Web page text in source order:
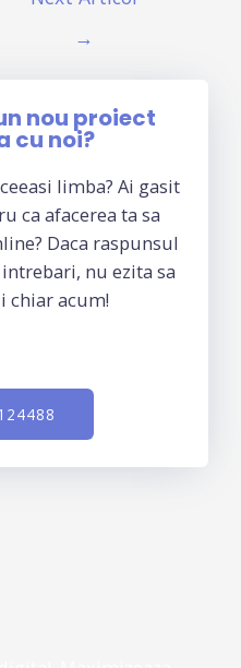
→
nou proiect
cu noi?
limba? Ai gasit
ca afacerea ta sa
Daca raspunsul
nu ezita sa
chiar acum!